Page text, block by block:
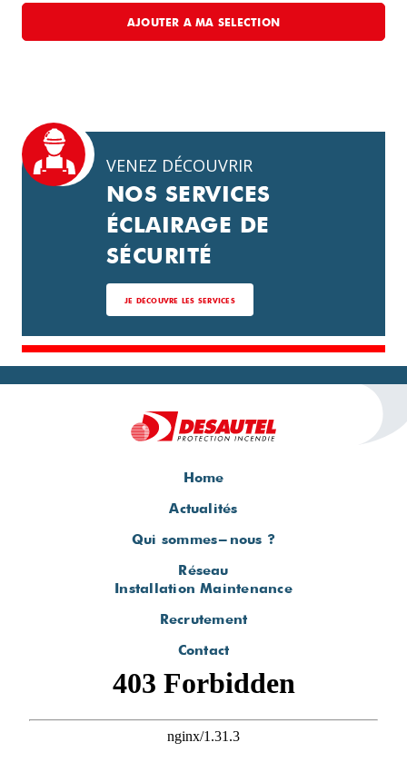
AJOUTER A MA SELECTION
VENEZ DÉCOUVRIR
NOS SERVICES
ÉCLAIRAGE DE
SÉCURITÉ
JE DÉCOUVRE LES SERVICES
Home
Actualités
Qui sommes-nous ?
Réseau
Installation Maintenance
Recrutement
Contact